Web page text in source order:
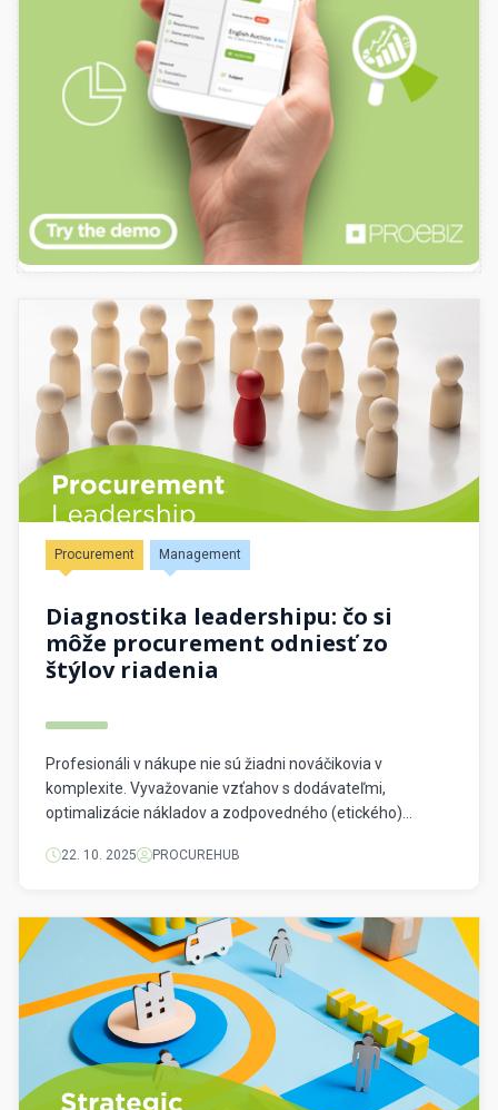
Procurement Management
Diagnostika leadershipu: čo si
môže procurement odniesť zo
štýlov riadenia
Profesionáli v nákupe nie sú žiadni nováčikovia v
komplexite. Vyvažovanie vzťahov s dodávateľmi,
optimalizácie nákladov a zodpovedného (etického)
aj silné líderstvo. Napriek tomu sa o štýloch riadenia v
Šimonom a Radovanom Vaculíkom — […]
22. 10. 2025 PROCUREHUB